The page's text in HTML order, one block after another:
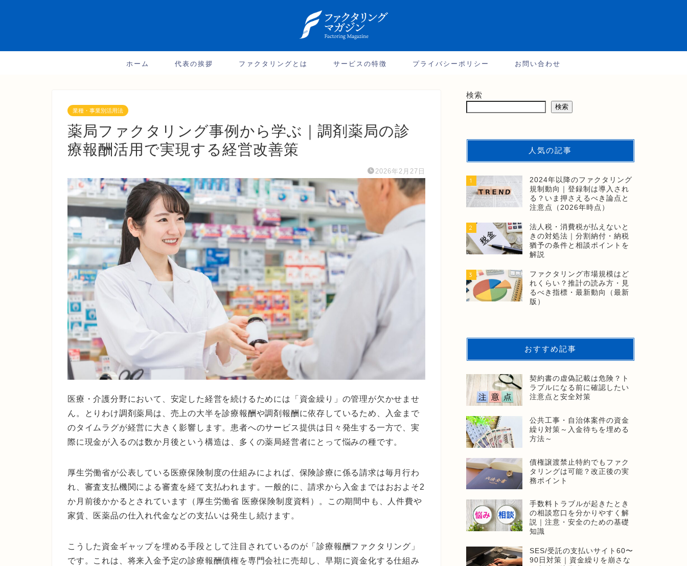
ホーム 代表の挨拶 ファクタリングとは サービスの特徴 プライバシーポリシー お問い合わせ
業種・事業別活用法
薬局ファクタリング事例から学ぶ｜調剤薬局の診
療報酬活用で実現する経営改善策
2026年2月27日
医療・介護分野において、安定した経営を続けるためには「資金繰り」の管理が欠かせませ
ん。とりわけ調剤薬局は、売上の大半を診療報酬や調剤報酬に依存しているため、入金まで
のタイムラグが経営に大きく影響します。患者へのサービス提供は日々発生する一方で、実
際に現金が入るのは数か月後という構造は、多くの薬局経営者にとって悩みの種です。
厚生労働省が公表している医療保険制度の仕組みによれば、保険診療に係る請求は毎月行わ
れ、審査支払機関による審査を経て支払われます。一般的に、請求から入金まではおおよそ2
か月前後かかるとされています（厚生労働省 医療保険制度資料）。この期間中も、人件費や
家賃、医薬品の仕入れ代金などの支払いは発生し続けます。
こうした資金ギャップを埋める手段として注目されているのが「診療報酬ファクタリング」
です。これは、将来入金予定の診療報酬債権を専門会社に売却し、早期に資金化する仕組み
検索
検索
人気の記事
1
2024年以降のファクタリング
規制動向｜登録制は導入され
る？いま押さえるべき論点と
注意点（2026年時点）
2
法人税・消費税が払えないと
きの対処法｜分割納付・納税
猶予の条件と相談ポイントを
解説
3
ファクタリング市場規模はど
れくらい？推計の読み方・見
るべき指標・最新動向（最新
版）
おすすめ記事
契約書の虚偽記載は危険？ト
ラブルになる前に確認したい
注意点と安全対策
公共工事・自治体案件の資金
繰り対策～入金待ちを埋める
方法～
債権譲渡禁止特約でもファク
タリングは可能？改正後の実
務ポイント
手数料トラブルが起きたとき
の相談窓口を分かりやすく解
説｜注意・安全のための基礎
知識
SES/受託の支払いサイト60〜
90日対策｜資金繰りを崩さな